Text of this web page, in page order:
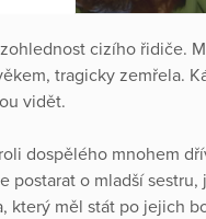
cizího řidiče.
tragicky zemřela.
vidět.
dospělého mnohem
postarat o mladší
který měl stát po jejich